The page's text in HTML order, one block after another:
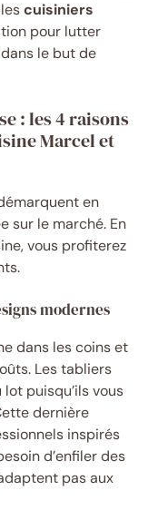
cuisiniers
pour lutter
le but de
: les 4 raisons
Marcel et
en
sur le marché. En
vous profiterez
modernes
dans les coins et
Les tabliers
puisqu’ils vous
dernière
inspirés
d’enfiler des
pas aux